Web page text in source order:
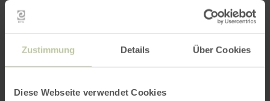
Zustimmung Details Über Cookies
Diese Webseite verwendet Cookies
Radfahren